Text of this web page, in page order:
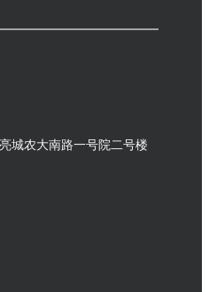
城农大南路一号院二号楼